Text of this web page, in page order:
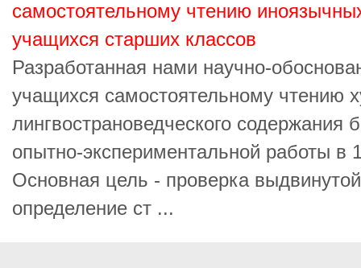
самостоятельному чтению
учащихся старших классов
Разработанная нами научно-
учащихся самостоятельному чтению
лингвострановедческого содержания
опытно-экспериментальной работы
Основная цель - проверка
определение ст ...